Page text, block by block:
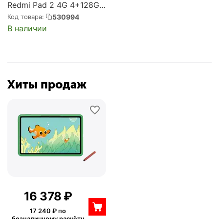
Redmi Pad 2 4G 4+128Gb
серебристый
(VHU6987RU)
Код товара: 530994
В наличии
Хиты продаж
16 378 ₽
17 240 ₽ по